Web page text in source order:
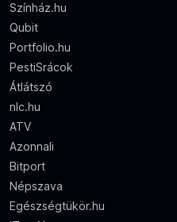
Színház.hu
Qubit
Portfolio.hu
PestiSrácok
Átlátszó
nlc.hu
ATV
Azonnali
Bitport
Népszava
Egészségtükör.hu